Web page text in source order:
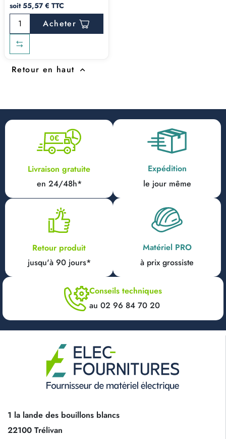
soit 55,57 € TTC
Acheter
Retour en haut 
Livraison gratuite
en 24/48h*
Expédition
le jour même
Retour produit
jusqu'à 90 jours*
Matériel PRO
à prix grossiste
Conseils techniques
au 02 96 84 70 20
1 la lande des bouillons blancs
22100 Trélivan